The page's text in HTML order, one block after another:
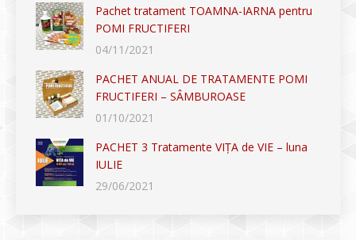
Pachet tratament TOAMNA-IARNA pentru
POMI FRUCTIFERI
04/11/2021
PACHET ANUAL DE TRATAMENTE POMI
FRUCTIFERI – SÂMBUROASE
01/10/2021
PACHET 3 Tratamente VIȚA de VIE – luna
IULIE
29/06/2021